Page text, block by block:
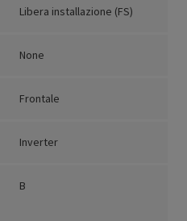
Libera installazione (FS)
None
Frontale
Inverter
B